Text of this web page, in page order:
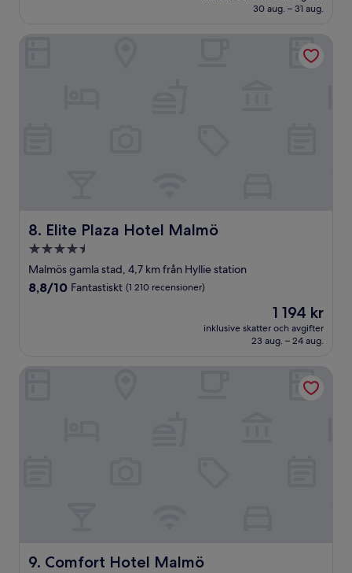
1 345 kr
30 aug. – 31 aug.
8. Elite Plaza Hotel Malmö
Elite Plaza Hotel Malmö
4.5-
stjärnigt
boende
Malmös gamla stad, 4,7 km från Hyllie station
8.8
8,8/10 Fantastiskt (1 210 recensioner)
Priset
är
1 194 kr
1 194 kr
inklusive skatter och avgifter
23 aug. – 24 aug.
9. Comfort Hotel Malmö
Comfort Hotel Malmö